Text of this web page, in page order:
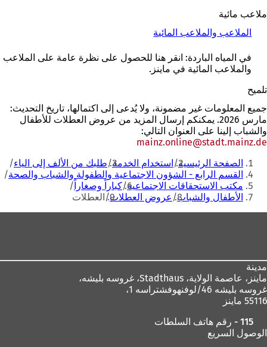
ب
ج
ي
د
ا
ة
ت
ي
ب
ج
د
د
ة
)
ملاعب مائية
الملاعب والملاعب المائية
في المياه الباردة: انقر هنا للحصول على نظرة عامة على الملاعب
والملاعب المائية في ماينز.
تلميح
جميع المعلومات غير مضمونة، ولا يُدعى إلى اكتمالها، تاريخ التحديث:
مارس 2026. يمكنكم إرسال المزيد من عروض العطلات للأطفال
والشباب إلينا على العنوان التالي:
mainz.online
stadt.mainz de
أنت
هنا
الصفحة الرئيسية استخدام الخدمة طلبك من الألف إلى الياء
القسم الرابع - الشؤون الاجتماعية والطفولة والشباب والصحة
مكتب الاستحقاقات الاجتماعية كباراً وصغاراً
الأطفال والشباب عروض العطلات العطلات
مدينة
ماينز، عاصمة الولاية،
غروسه بليشه 46/لوفنهوفشتراسه 1،
55116 ماينز
115 - رقم هاتف السلطات
الوصول السريع